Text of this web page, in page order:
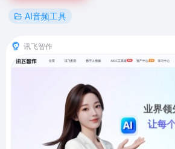
AI音频工具
讯飞智作